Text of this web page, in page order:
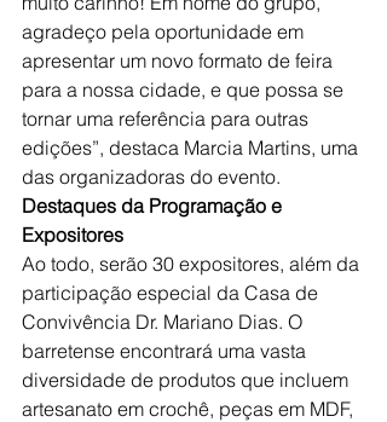
agradeço pela oportunidade em
apresentar um novo formato de feira
para a nossa cidade, e que possa se
tornar uma referência para outras
edições”, destaca Marcia Martins, uma
das organizadoras do evento.
Destaques da Programação e
Expositores
Ao todo, serão 30 expositores, além da
participação especial da Casa de
Convivência Dr. Mariano Dias. O
barretense encontrará uma vasta
diversidade de produtos que incluem
artesanato em crochê, peças em MDF,